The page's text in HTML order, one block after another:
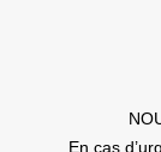
En cas